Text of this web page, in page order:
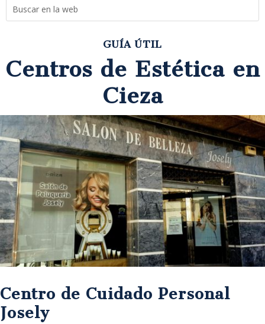
GUÍA ÚTIL
Centros de Estética en
Cieza
Centro de Cuidado Personal
Josely